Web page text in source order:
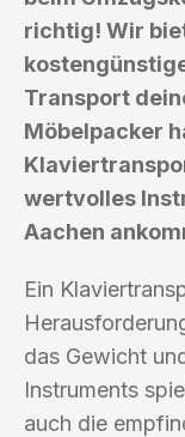
richtig! Wir
Transport
Möbelpacker
wertvolles
Aachen
Ein
das Gewicht
Instruments
auch die